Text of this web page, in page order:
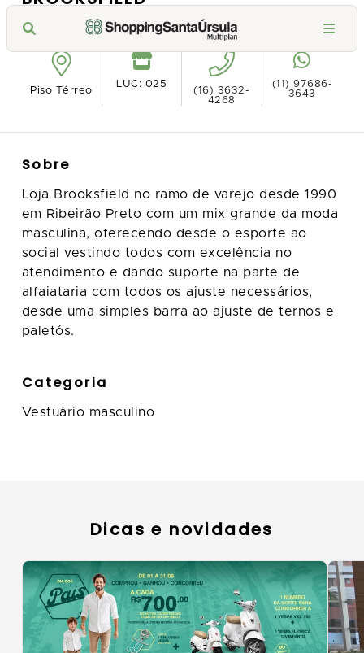
Ver no mapa
Piso Térreo
LUC: 025
(16) 3632-
4268
(11) 97686-
3643
Sobre
Loja Brooksfield no ramo de varejo desde 1990
em Ribeirão Preto com um mix grande da moda
masculina, oferecendo desde o esporte ao
social vestindo todos com excelência no
atendimento e dando suporte na parte de
alfaiataria com todos os ajuste necessários,
desde uma simples barra ao ajuste de ternos e
paletós.
Categoria
Vestuário masculino
Dicas e novidades